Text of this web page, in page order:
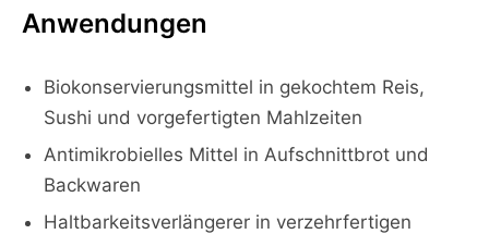
Anwendungen
Biokonservierungsmittel in gekochtem Reis,
Sushi und vorgefertigten Mahlzeiten
Antimikrobielles Mittel in Aufschnittbrot und
Backwaren
Haltbarkeitsverlängerer in verzehrfertigen